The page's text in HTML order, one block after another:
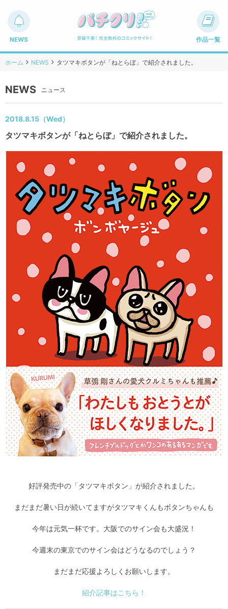
NEWS 作品一覧
ホーム NEWS タツマキボタンが「ねとらぼ」で紹介されました。
NEWS ニュース
2018.8.15（Wed）
タツマキボタンが「ねとらぼ」で紹介されました。
好評発売中の「タツマキボタン」が紹介されました。
まだまだ暑い日が続いてますがタツマキくんもボタンちゃんも
今年は元気一杯です。大阪でのサイン会も大盛況！
今週末の東京でのサイン会はどうなるのでしょう？
まだまだ応援よろしくお願いします。
紹介記事はこちら！